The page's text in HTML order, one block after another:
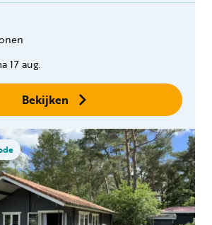
Geen boekingskosten
17 aug.
Bekijken